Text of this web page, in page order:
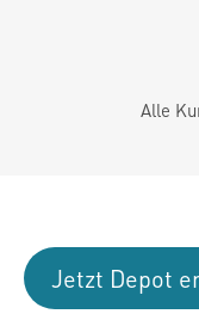
Alle
Jetzt Depot